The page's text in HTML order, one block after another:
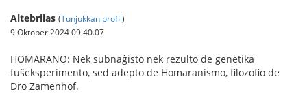
Altebrilas (Tunjukkan profil)
9 Oktober 2024 09.40.07
HOMARANO: Nek subnaĝisto nek rezulto de genetika
fuŝeksperimento, sed adepto de Homaranismo, filozofio de
Dro Zamenhof.